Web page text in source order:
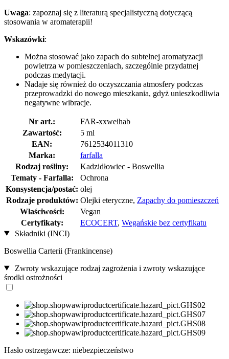
Uwaga: zapoznaj się z literaturą specjalistyczną dotyczącą
stosowania w aromaterapii!
Wskazówki:
Można stosować jako zapach do subtelnej aromatyzacji
powietrza w pomieszczeniach, szczególnie przydatnej
podczas medytacji.
Nadaje się również do oczyszczania atmosfery podczas
przeprowadzki do nowego mieszkania, gdyż unieszkodliwia
negatywne wibracje.
Nr art.:
FAR-xxweihab
Zawartość:
5 ml
EAN:
7612534011310
Marka:
farfalla
Rodzaj rośliny:
Kadzidłowiec - Boswellia
Tematy - Farfalla:
Ochrona
Konsystencja/postać: olej
Rodzaje produktów: Olejki eteryczne, Zapachy do pomieszczeń
Właściwości:
Vegan
Certyfikaty:
ECOCERT, Wegańskie bez certyfikatu
Składniki (INCI)
Boswellia Carterii (Frankincense)
Zwroty wskazujące rodzaj zagrożenia i zwroty wskazujące
środki ostrożności
Hasło ostrzegawcze: niebezpieczeństwo